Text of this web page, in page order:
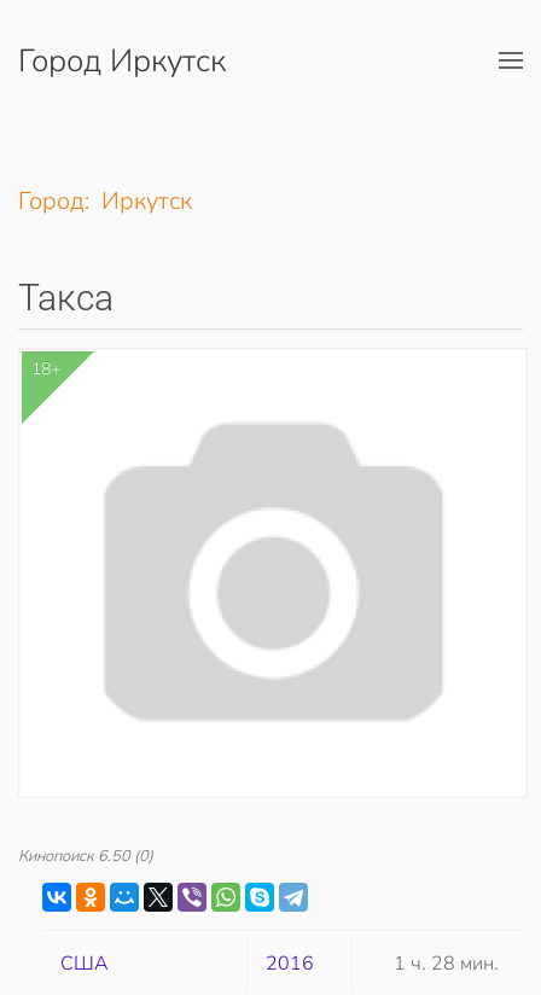
Перейти к содержимому
Город Иркутск
Город: Иркутск
Такса
18+
Кинопоиск 6.50(0)
США 2016 1 ч. 28 мин.